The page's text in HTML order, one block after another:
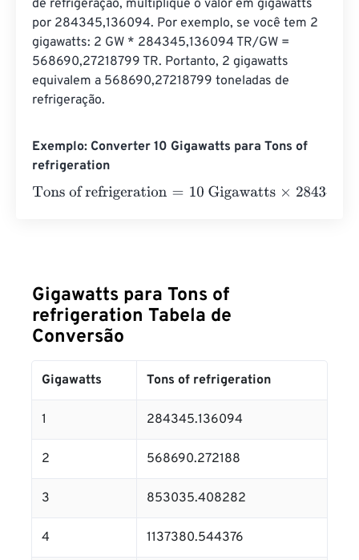
de refrigeração, multiplique o valor em gigawatts
por 284345,136094. Por exemplo, se você tem 2
gigawatts: 2 GW * 284345,136094 TR/GW =
568690,27218799 TR. Portanto, 2 gigawatts
equivalem a 568690,27218799 toneladas de
refrigeração.
Exemplo: Converter 10 Gigawatts para Tons of
refrigeration
Tons of refrigeration=10 Gigawatts×284345.136094
Gigawatts para Tons of
refrigeration Tabela de
Conversão
Gigawatts Tons of refrigeration
1 284345.136094
2 568690.272188
3 853035.408282
4 1137380.544376